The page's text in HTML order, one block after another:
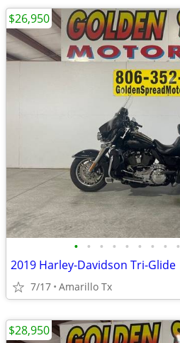
• • • • • • • • •
2019 Harley-Davidson Tri-Glide
7/17 Amarillo Tx
$26,950
$28,950